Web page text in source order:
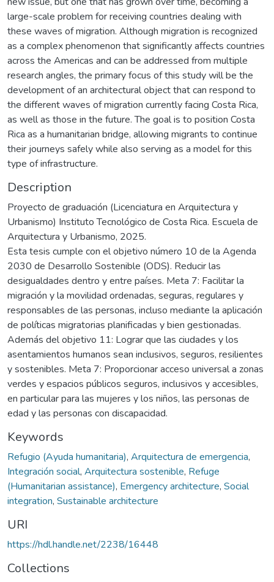
large-scale problem for receiving countries dealing with
these waves of migration. Although migration is recognized
as a complex phenomenon that significantly affects countries
across the Americas and can be addressed from multiple
research angles, the primary focus of this study will be the
development of an architectural object that can respond to
the different waves of migration currently facing Costa Rica,
as well as those in the future. The goal is to position Costa
Rica as a humanitarian bridge, allowing migrants to continue
their journeys safely while also serving as a model for this
type of infrastructure.
Description
Proyecto de graduación (Licenciatura en Arquitectura y
Urbanismo) Instituto Tecnológico de Costa Rica. Escuela de
Arquitectura y Urbanismo, 2025.
Esta tesis cumple con el objetivo número 10 de la Agenda
2030 de Desarrollo Sostenible (ODS). Reducir las
desigualdades dentro y entre países. Meta 7: Facilitar la
migración y la movilidad ordenadas, seguras, regulares y
responsables de las personas, incluso mediante la aplicación
de políticas migratorias planificadas y bien gestionadas.
Además del objetivo 11: Lograr que las ciudades y los
asentamientos humanos sean inclusivos, seguros, resilientes
y sostenibles. Meta 7: Proporcionar acceso universal a zonas
verdes y espacios públicos seguros, inclusivos y accesibles,
en particular para las mujeres y los niños, las personas de
edad y las personas con discapacidad.
Keywords
Refugio (Ayuda humanitaria), Arquitectura de emergencia,
Integración social, Arquitectura sostenible, Refuge
(Humanitarian assistance), Emergency architecture, Social
integration, Sustainable architecture
URI
https://hdl.handle.net/2238/16448
Collections